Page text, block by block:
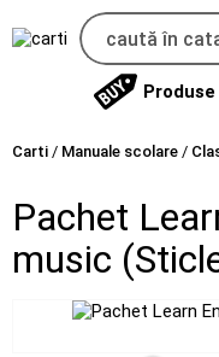
Produse
Carti / Manuale scolare /
Pachet
music